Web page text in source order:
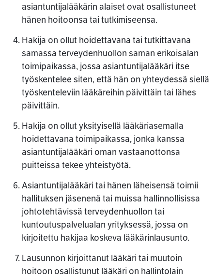
asiantuntijalääkärin alaiset ovat osallistuneet
hänen hoitoonsa tai tutkimiseensa.
Hakija on ollut hoidettavana tai tutkittavana
samassa terveydenhuollon saman erikoisalan
toimipaikassa, jossa asiantuntijalääkäri itse
työskentelee siten, että hän on yhteydessä siellä
työskenteleviin lääkäreihin päivittäin tai lähes
päivittäin.
Hakija on ollut yksityisellä lääkäriasemalla
hoidettavana toimipaikassa, jonka kanssa
asiantuntijalääkäri oman vastaanottonsa
puitteissa tekee yhteistyötä.
Asiantuntijalääkäri tai hänen läheisensä toimii
hallituksen jäsenenä tai muissa hallinnollisissa
johtotehtävissä terveydenhuollon tai
kuntoutuspalvelualan yrityksessä, jossa on
kirjoitettu hakijaa koskeva lääkärinlausunto.
Lausunnon kirjoittanut lääkäri tai muutoin
hoitoon osallistunut lääkäri on hallintolain